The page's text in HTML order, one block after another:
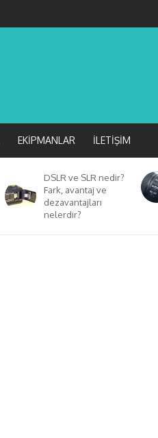
EKIPMANLAR İLETIŞIM
DSLR ve SLR nedir?
Fark, avantaj ve
dezavantajları
nelerdir?